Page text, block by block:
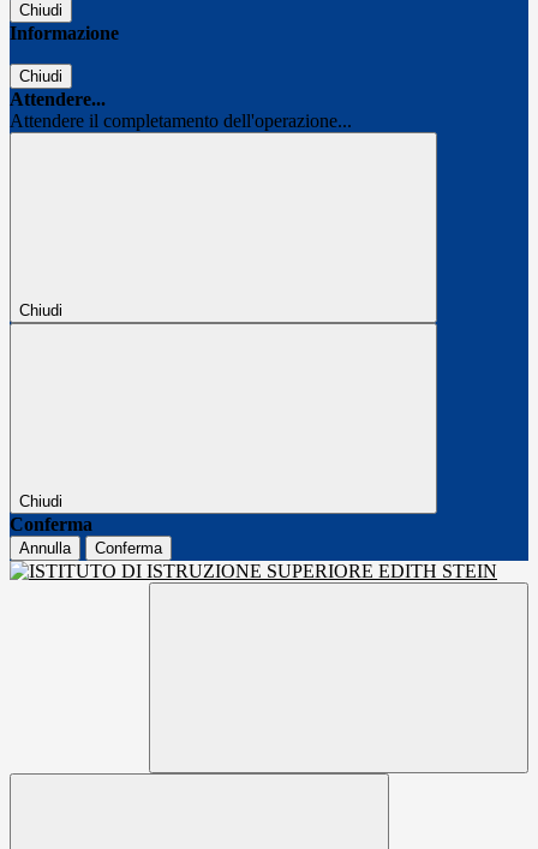
Chiudi
Informazione
Chiudi
Attendere...
Attendere il completamento dell'operazione...
Chiudi
Chiudi
Conferma
Annulla Conferma